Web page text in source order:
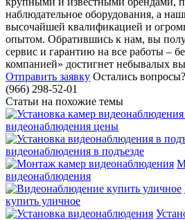
наблюдательное оборудования, а
высочайшей квалификацией и
опытом. Обратившись к нам, вы
сервис и гарантию на все работы –
компанией» достигнет небывалых
Отправить заявку Остались вопросы?
(966) 298-52-01
Статьи на похожие темы
видеонаблюдения цены
видеонаблюдения в подъезде
видеонаблюдения
купить уличное